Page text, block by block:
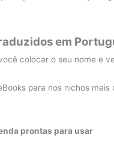
em
colocar o seu nome e
para nos nichos mais
prontas para usar